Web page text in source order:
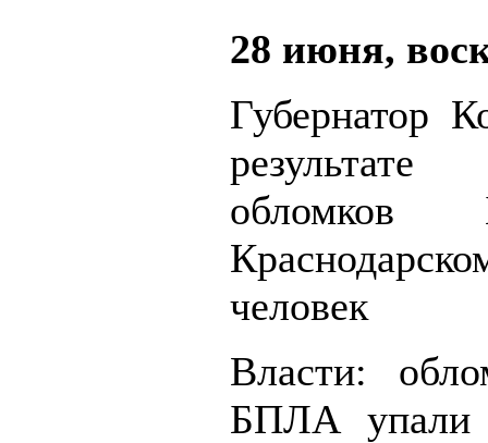
28 июня,
Губернатор
человек
Власти:
БПЛА упали